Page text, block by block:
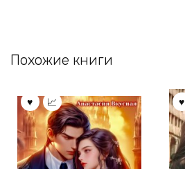
Похожие книги